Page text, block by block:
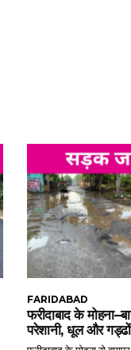
FARIDABAD
फरीदाबाद के
परेशानी, धूल और